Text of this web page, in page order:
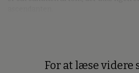
For at læse videre